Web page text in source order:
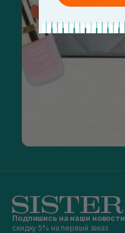
Подпишись на наши новости
скидку 5% на первый заказ